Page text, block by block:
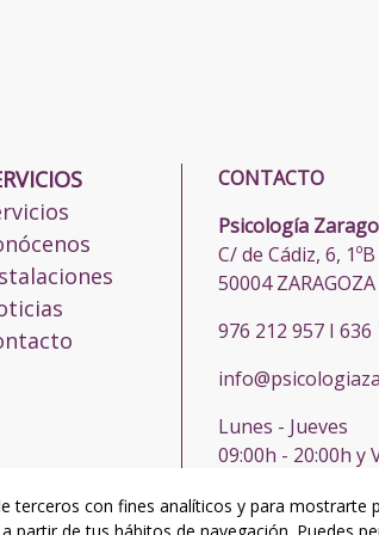
CONTACTO
Psicología
C/ de Cádiz, 6, 1ºB
50004 ZARAGOZA
976 212 957 I 636
Lunes - Jueves
09:00h - 20:00h y
terceros con fines analíticos y para mostrarte